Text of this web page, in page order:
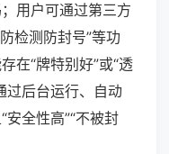
用户可通过第三方
检测防封号”等功
在“牌特别好”或“透
过后台运行、自动
全性高”“不被封